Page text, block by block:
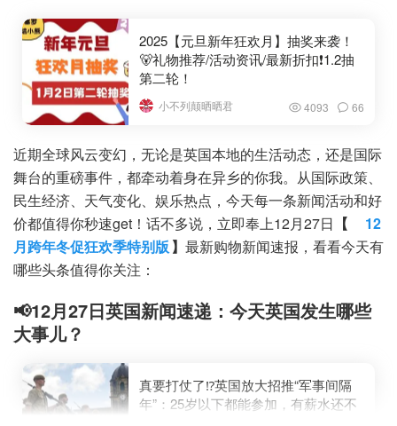
2025【元旦新年狂欢月】抽奖来袭！
🐻礼物推荐/活动资讯/最新折扣❗1.2抽
第二轮！
小不列颠晒晒君 4093 66
近期全球风云变幻，无论是英国本地的生活动态，还是国际
舞台的重磅事件，都牵动着身在异乡的你我。从国际政策、
民生经济、天气变化、娱乐热点，今天每一条新闻活动和好
价都值得你秒速get！话不多说，立即奉上12月27日 【
12
月跨年冬促狂欢季特别版 】 最新购物新闻速报，看看今天有
哪些头条值得你关注：
📢12月27日英国新闻速递：今天英国发生哪些
大事儿？
真要打仗了⁉️英国放大招推“军事间隔
年”：25岁以下都能参加，有薪水还不